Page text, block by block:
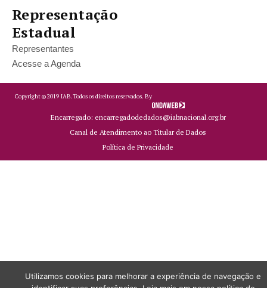
Representação
Estadual
Representantes
Acesse a Agenda
Copyright ©2019 IAB.Todos os direitos reservados. By
Encarregado: encarregadodedados@iabnacional.org.br
Canal de Atendimento ao Titular de Dados
Política de Privacidade
Utilizamos cookies para melhorar a experiência de navegação e